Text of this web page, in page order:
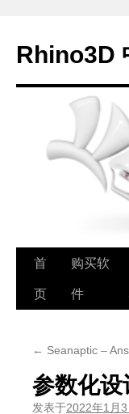
Rhino3D
跳
至
首
页
购买软
件
← Seanaptic –
参数化设
发表于2022年1月3